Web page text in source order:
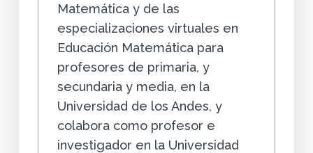
Matemática y de las
especializaciones virtuales en
Educación Matemática para
profesores de primaria, y
secundaria y media, en la
Universidad de los Andes, y
colabora como profesor e
investigador en la Universidad